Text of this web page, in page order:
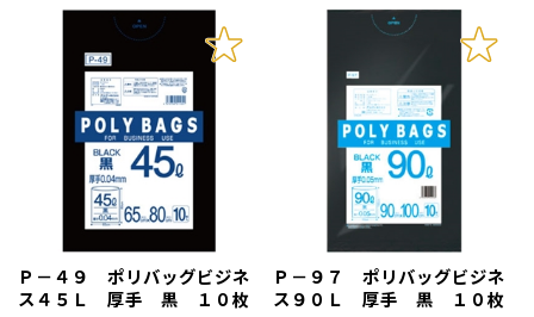
Ｐ－４９ ポリバッグビジネ
ス４５Ｌ 厚手 黒 １０枚
Ｐ－９７ ポリバッグビジネ
ス９０Ｌ 厚手 黒 １０枚